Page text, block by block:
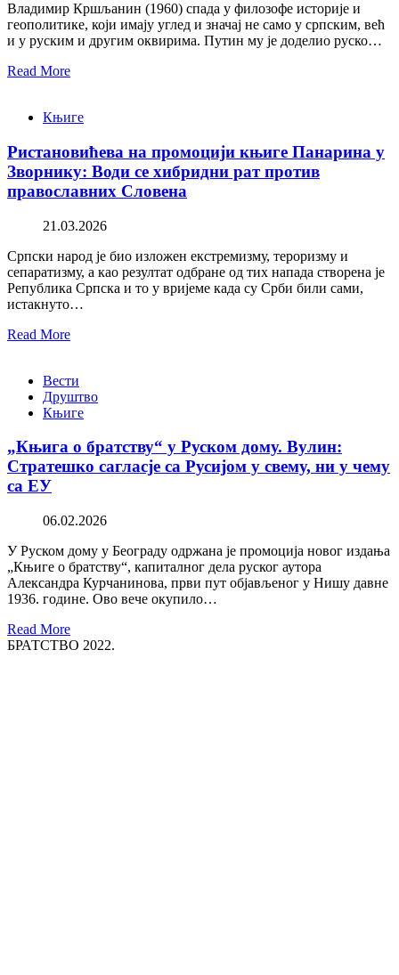
Владимир Кршљанин (1960) спада у филозофе историје и
геополитике, који имају углед и значај не само у српским, већ
и у руским и другим оквирима. Путин му је доделио руско…
Read More
Књиге
Ристановићева на промоцији књиге Панарина у
Зворнику: Води се хибридни рат против
православних Словена
21.03.2026
Српски народ је био изложен екстремизму, тероризму и
сепаратизму, а као резултат одбране од тих напада створена је
Република Српска и то у вријеме када су Срби били сами,
истакнуто…
Read More
Вести
Друштво
Књиге
„Књига о братству“ у Руском дому. Вулин:
Стратешко сагласје са Русијом у свему, ни у чему
са ЕУ
06.02.2026
У Руском дому у Београду одржана је промоција новог издања
„Књиге о братству“, капиталног дела руског аутора
Александра Курчанинова, први пут објављеног у Нишу давне
1936. године. Ово вече окупило…
Read More
БРАТСТВО 2022.